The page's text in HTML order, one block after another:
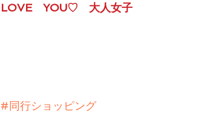
LOVE　YOU♡　大人女子
#同行ショッピング